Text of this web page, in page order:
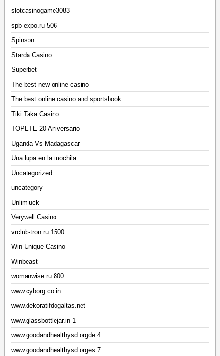
slotcasinogame3083
spb-expo.ru 506
Spinson
Starda Casino
Superbet
The best new online casino
The best online casino and sportsbook
Tiki Taka Casino
TOPETE 20 Aniversario
Uganda Vs Madagascar
Una lupa en la mochila
Uncategorized
uncategory
Unlimluck
Verywell Casino
vrclub-tron.ru 1500
Win Unique Casino
Winbeast
womanwise.ru 800
www.cyborg.co.in
www.dekoratifdogaltas.net
www.glassbottlejar.in 1
www.goodandhealthysd.orgde 4
www.goodandhealthysd.orges 7